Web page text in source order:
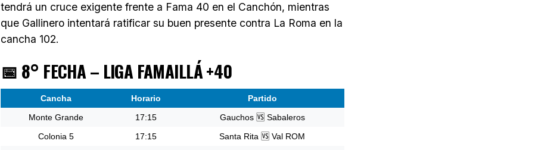
tendrá un cruce exigente frente a Fama 40 en el Canchón, mientras
que Gallinero intentará ratificar su buen presente contra La Roma en la
cancha 102.
📅 8° FECHA – LIGA FAMAILLÁ +40
Cancha Horario
Partido
Monte Grande
17:15
Gauchos 🆚 Sabaleros
Colonia 5
17:15
Santa Rita 🆚 Val ROM